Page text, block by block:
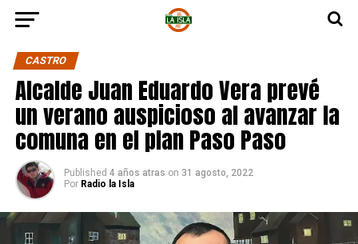
CASTRO
Alcalde Juan Eduardo Vera prevé
un verano auspicioso al avanzar la
comuna en el plan Paso Paso
Published 4 años atras on 31 agosto, 2022
Por Radio la Isla